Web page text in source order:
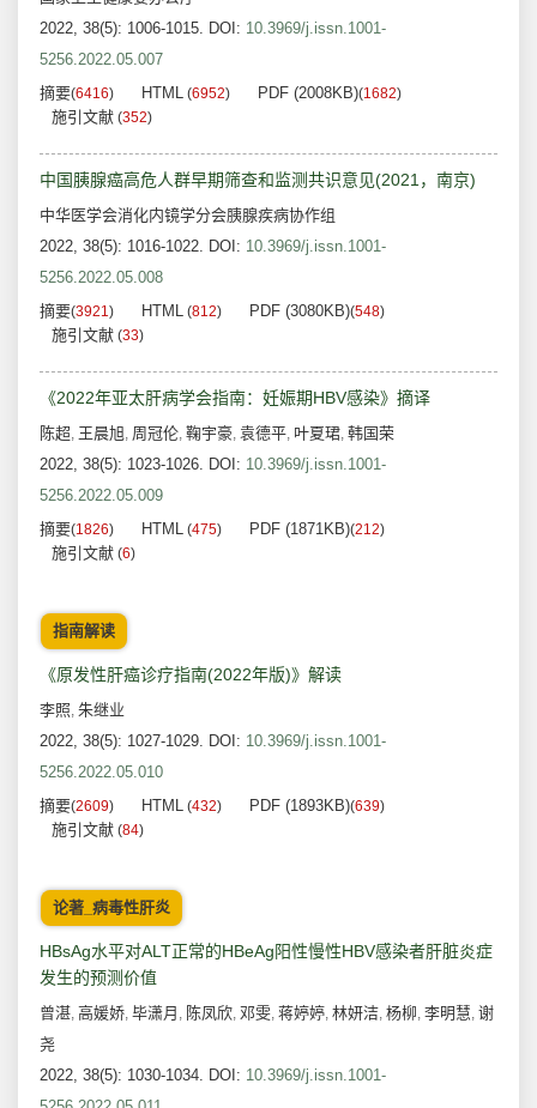
2022, 38(5): 1006-1015. DOI: 10.3969/j.issn.1001-
5256.2022.05.007
摘要(6416) HTML (6952) PDF (2008KB)(1682)
施引文献 (352)
中国胰腺癌高危人群早期筛查和监测共识意见(2021，南京)
中华医学会消化内镜学分会胰腺疾病协作组
2022, 38(5): 1016-1022. DOI: 10.3969/j.issn.1001-
5256.2022.05.008
摘要(3921) HTML (812) PDF (3080KB)(548)
施引文献 (33)
《2022年亚太肝病学会指南：妊娠期HBV感染》摘译
陈超, 王晨旭, 周冠伦, 鞠宇豪, 袁德平, 叶夏珺, 韩国荣
2022, 38(5): 1023-1026. DOI: 10.3969/j.issn.1001-
5256.2022.05.009
摘要(1826) HTML (475) PDF (1871KB)(212)
施引文献 (6)
指南解读
《原发性肝癌诊疗指南(2022年版)》解读
李照, 朱继业
2022, 38(5): 1027-1029. DOI: 10.3969/j.issn.1001-
5256.2022.05.010
摘要(2609) HTML (432) PDF (1893KB)(639)
施引文献 (84)
论著_病毒性肝炎
HBsAg水平对ALT正常的HBeAg阳性慢性HBV感染者肝脏炎症
发生的预测价值
曾湛, 高媛娇, 毕潇月 , 陈凤欣, 邓雯, 蒋婷婷, 林妍洁, 杨柳, 李明慧, 谢
尧
2022, 38(5): 1030-1034. DOI: 10.3969/j.issn.1001-